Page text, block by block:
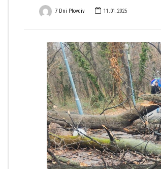
7 Dni Plovdiv 11.01.2025